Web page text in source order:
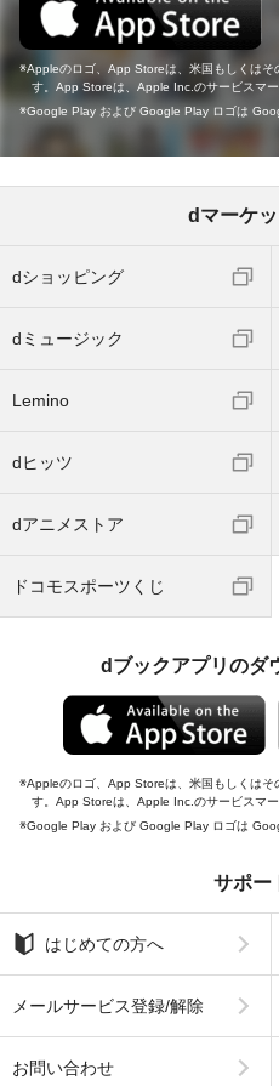
Appleのロゴ、App Storeは、米国もしくは
す。App Storeは、Apple Inc.のサービスマー
Google Play および Google Play ロゴは
dマーケ
dショッピング
dミュージック
Lemino
dヒッツ
dアニメストア
ドコモスポーツくじ
dブックアプリのダ
Appleのロゴ、App Storeは、米国もしくは
す。App Storeは、Apple Inc.のサービスマー
Google Play および Google Play ロゴは
サポー
はじめての方へ
メールサービス登録/解除
お問い合わせ